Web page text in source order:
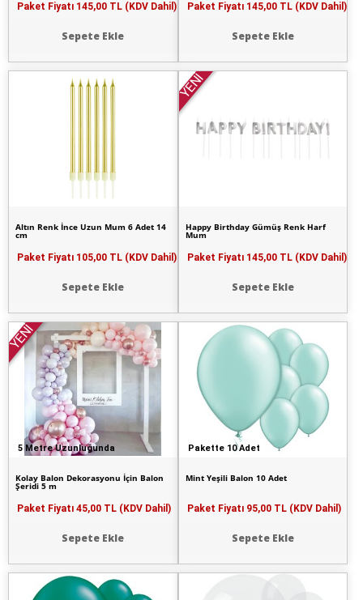
Paket Fiyatı 145,00 TL (KDV Dahil)
Sepete Ekle
Paket Fiyatı 145,00 TL (KDV Dahil)
Sepete Ekle
Altın Renk İnce Uzun Mum 6 Adet 14
cm
Paket Fiyatı 105,00 TL (KDV Dahil)
Sepete Ekle
YENİ
Happy Birthday Gümüş Renk Harf
Mum
Paket Fiyatı 145,00 TL (KDV Dahil)
Sepete Ekle
5 Metre Uzunluğunda
YENİ
Kolay Balon Dekorasyonu İçin Balon
Şeridi 5 m
Paket Fiyatı 45,00 TL (KDV Dahil)
Sepete Ekle
Pakette 10 Adet
Mint Yeşili Balon 10 Adet
Paket Fiyatı 95,00 TL (KDV Dahil)
Sepete Ekle